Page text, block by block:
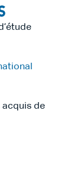
acquis de